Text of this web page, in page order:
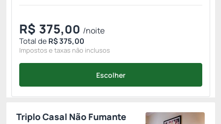
R$ 375,00 /noite
Total deR$ 375,00
Impostos e taxas não inclusos
Escolher
Triplo Casal Não Fumante